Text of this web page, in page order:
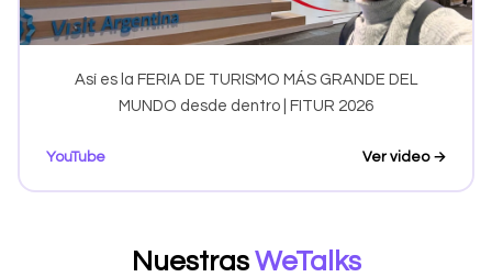
Así es la FERIA DE TURISMO MÁS GRANDE DEL
MUNDO desde dentro | FITUR 2026
YouTube Ver video →
NuestrasWeTalks